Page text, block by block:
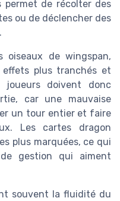
permet de récolter des
ou de déclencher des
oiseaux de wingspan,
plus tranchés et
doivent donc
car une mauvaise
un tour entier et faire
Les cartes dragon
plus marquées, ce qui
gestion qui aiment
souvent la fluidité du